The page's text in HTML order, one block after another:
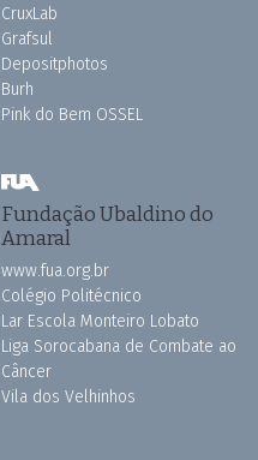
CruxLab
Grafsul
Depositphotos
Burh
Pink do Bem OSSEL
Fundação Ubaldino do
Amaral
www.fua.org.br
Colégio Politécnico
Lar Escola Monteiro Lobato
Liga Sorocabana de Combate ao
Câncer
Vila dos Velhinhos